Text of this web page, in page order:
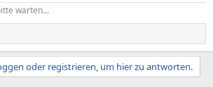
warten...
oder registrieren, um hier zu antworten.